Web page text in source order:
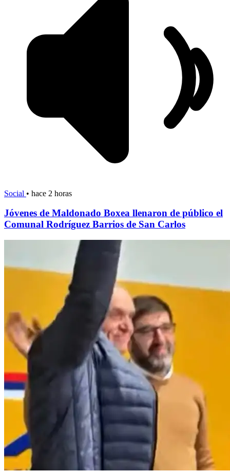
Social • hace 2 horas
Jóvenes de Maldonado Boxea llenaron de público el
Comunal Rodríguez Barrios de San Carlos